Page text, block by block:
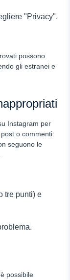
"Privacy".
possono
gli estranei e
Instagram per
o commenti
seguono le
tre punti) e
possibile